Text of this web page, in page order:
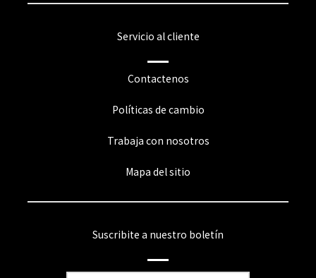
Servicio al cliente
Contactenos
Políticas de cambio
Trabaja con nosotros
Mapa del sitio
Suscribite a nuestro boletín